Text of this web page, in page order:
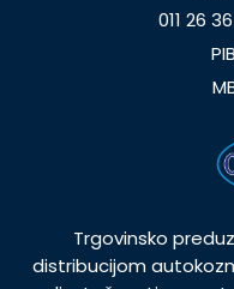
011 26
Trgovinsko
distribucijom